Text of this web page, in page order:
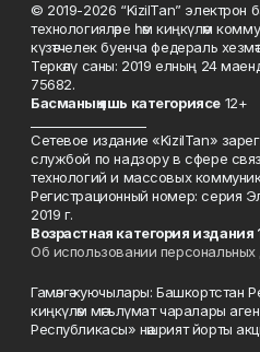
© 2019-2026 “KizilTan” электрон
технологияләре һәм киңкүләм
күзәтчелек буенча федераль
Теркәлү саны: 2019 елның 24
75682.
Басманың яшь категориясе12+
Сетевое издание «KizilTan»
службой по надзору в сфере
технологий и массовых
Регистрационный номер: серия
2019 г.
Возрастная категория издания
Об использовании персональных
Гамәлгә куючылары: Башкортстан
киңкүләм мәгълүмат чаралары
Республикасы» нәшрият йорты